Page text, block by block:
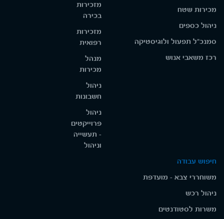
מכירות שטח
ניהול כספים
סמנכ"ל תפעול ולוגיסטיקה
רכז משאבי אנוש
מזכירות
בכירה
מזכירות
רפואית
מנהל
מכירות
ניהול
חשבונות
ניהול
פרוייקטים
- תעשייה
וניהול
חיפוש עבודה
משוחררי צבא - מועדפת
ניהול רכש
משרות לסטודנטים